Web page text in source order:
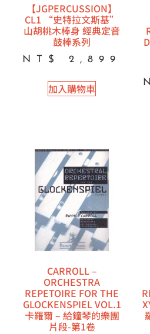
【JGPERCUSSION】
CL1 “史特拉文斯基”
山胡桃木棒身 經典定音
鼓棒系列
NT$ 2,899
加入購物車
CARROLL –
ORCHESTRA
REPETOIRE FOR THE
GLOCKENSPIEL VOL.1
卡羅爾 – 給鐘琴的樂團
片段-第1卷